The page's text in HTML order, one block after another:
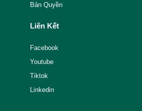
Bản Quyền
Liên Kết
Facebook
Youtube
Tiktok
Linkedin